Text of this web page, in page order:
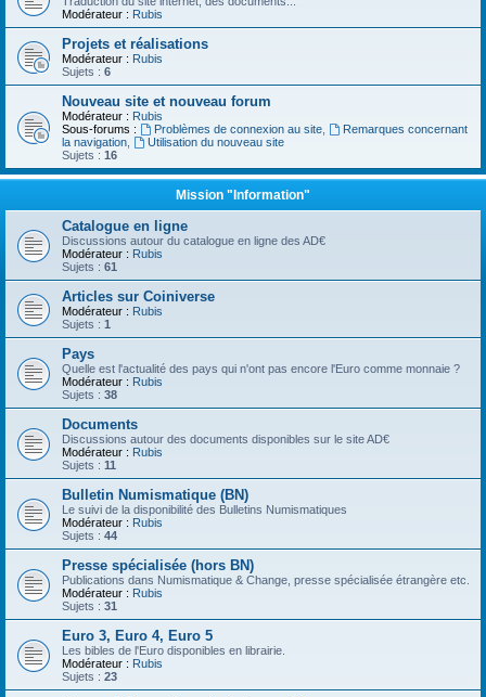
Modérateur : Rubis
Projets et réalisations
Modérateur : Rubis
Sujets : 6
Nouveau site et nouveau forum
Modérateur : Rubis
Sous-forums :
Problèmes de connexion au site,
Remarques concernant
la navigation
Utilisation du nouveau site
Sujets : 16
Mission "Information"
Catalogue en ligne
Discussions autour du catalogue en ligne des AD€
Modérateur : Rubis
Sujets : 61
Articles sur Coiniverse
Modérateur : Rubis
Sujets : 1
Pays
Quelle est l'actualité des pays qui n'ont pas encore l'Euro comme monnaie ?
Modérateur : Rubis
Sujets : 38
Documents
Discussions autour des documents disponibles sur le site AD€
Modérateur : Rubis
Sujets : 11
Bulletin Numismatique (BN)
Le suivi de la disponibilité des Bulletins Numismatiques
Modérateur : Rubis
Sujets : 44
Presse spécialisée (hors BN)
Publications dans Numismatique & Change, presse spécialisée étrangère etc.
Modérateur : Rubis
Sujets : 31
Euro 3, Euro 4, Euro 5
Les bibles de l'Euro disponibles en librairie.
Modérateur : Rubis
Sujets : 23